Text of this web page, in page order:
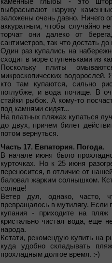
выбрасывают наружу
заложены очень давно. Ничего
аккуратным, чтобы случайно
торчат они далеко от
сантиметров, так что достать
Один раз купались на
сходит в море ступеньками из
Поскольку плиты
микроскопических
кто там купаются, сильно
поглубже, и вода почище. В
стайки рыбок. А кому-то
под камнями сидят...
На платных пляжах купаться
до двух, причем билет
потом вернуться.
Часть 17. Евпатория. Погода.
В начале июня было
курточках. Но к 25 июня
переносится, в отличие от
баловал жарким солнышком.
солнце!
Ветер дул, однако, часто,
превращалось в мутилягу. Если
купания - приходите на
кристально чистая вода, еще
народа.
Кстати, рекомендую купить на
куда удобно складывать
прохладным долгое время. :-)